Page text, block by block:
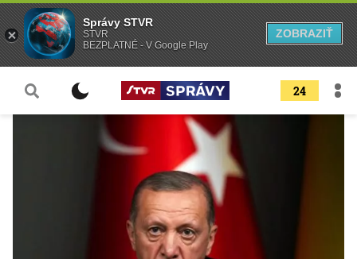
24
Správy STVR
STVR
BEZPLATNÉ - V Google Play
ZOBRAZIŤ